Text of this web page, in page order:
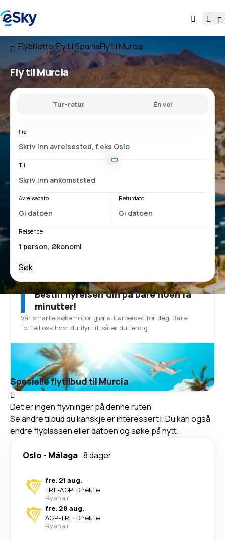
FlybilletterFly til SpaniaFly til Murcia
Fly til Murcia
Tur-retur Én vei
Fra
Til
Avreisedato Returdato
Reisende
Søk
Bestill flyreisen din på bare noen få
minutter!
Vår smarte søkemotor gjør alt arbeidet for deg. Bare
fortell oss hvor du flyr til, så er du ferdig.
Spesielle flytilbud til Murcia
Det er ingen flyvninger på denne ruten
Se andre tilbud du kanskje er interessert i. Du kan også
endre flyplassen eller datoen og søke på nytt.
Oslo - Málaga 8 dager
fre. 21 aug.
TRF-AGP· Direkte
Ryanair
fre. 28 aug.
AGP-TRF· Direkte
Ryanair